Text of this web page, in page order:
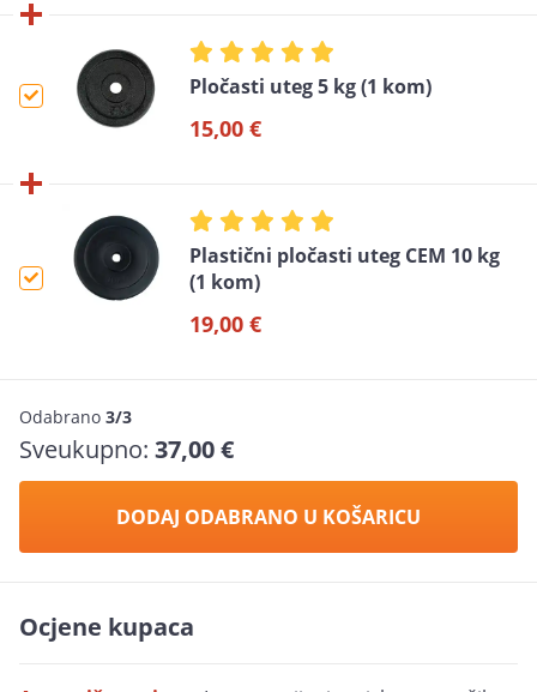
Pločasti uteg 5 kg (1 kom)
15,00 €
Plastični pločasti uteg CEM 10 kg
(1 kom)
19,00 €
Odabrano 3/3
Sveukupno: 37,00 €
DODAJ ODABRANO U KOŠARICU
Ocjene kupaca